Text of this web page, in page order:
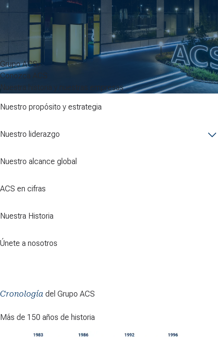
Grupo ACS
Conozca ACS
Nuestra historia y nuestras empresas
Nuestro propósito y estrategia
Nuestro liderazgo
Nuestro alcance global
ACS en cifras
Nuestra Historia
Únete a nosotros
Cronología del Grupo ACS
Más de 150 años de historia